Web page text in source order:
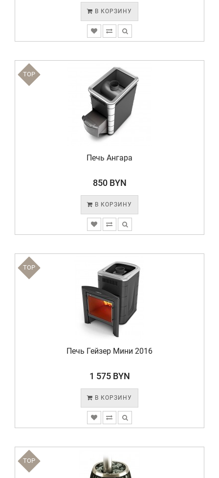
В КОРЗИНУ
TOP
Печь Ангара
850 BYN
В КОРЗИНУ
TOP
Печь Гейзер Мини 2016
1 575 BYN
В КОРЗИНУ
TOP